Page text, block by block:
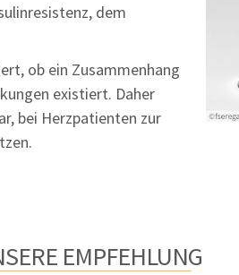
dem
ob ein Zusammenhang
existiert. Daher
bei Herzpatienten zur
EMPFEHLUNG